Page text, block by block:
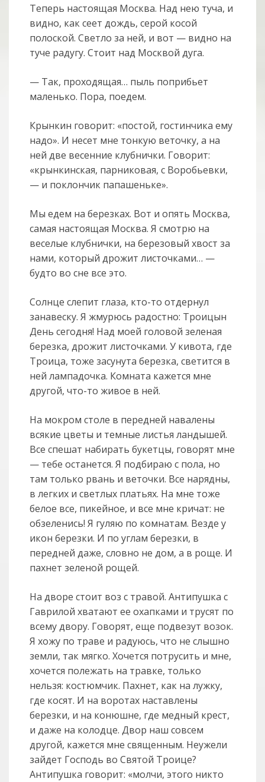
Теперь настоящая Москва. Над нею туча, и
видно, как сеет дождь, серой косой
полоской. Светло за ней, и вот — видно на
туче радугу. Стоит над Москвой дуга.
— Так, проходящая… пыль поприбьет
маленько. Пора, поедем.
Крынкин говорит: «постой, гостинчика ему
надо». И несет мне тонкую веточку, а на
ней две весенние клубнички. Говорит:
«крынкинская, парниковая, с Воробьевки,
— и поклончик папашеньке».
Мы едем на березках. Вот и опять Москва,
самая настоящая Москва. Я смотрю на
веселые клубнички, на березовый хвост за
нами, который дрожит листочками… —
будто во сне все это.
Солнце слепит глаза, кто-то отдернул
занавеску. Я жмурюсь радостно: Троицын
День сегодня! Над моей головой зеленая
березка, дрожит листочками. У кивота, где
Троица, тоже засунута березка, светится в
ней лампадочка. Комната кажется мне
другой, что-то живое в ней.
На мокром столе в передней навалены
всякие цветы и темные листья ландышей.
Все спешат набирать букетцы, говорят мне
— тебе останется. Я подбираю с пола, но
там только рвань и веточки. Все нарядны,
в легких и светлых платьях. На мне тоже
белое все, пикейное, и все мне кричат: не
обзеленись! Я гуляю по комнатам. Везде у
икон березки. И по углам березки, в
передней даже, словно не дом, а в роще. И
пахнет зеленой рощей.
На дворе стоит воз с травой. Антипушка с
Гаврилой хватают ее охапками и трусят по
всему двору. Говорят, еще подвезут возок.
Я хожу по траве и радуюсь, что не слышно
земли, так мягко. Хочется потрусить и мне,
хочется полежать на травке, только
нельзя: костюмчик. Пахнет, как на лужку,
где косят. И на воротах наставлены
березки, и на конюшне, где медный крест,
и даже на колодце. Двор наш совсем
другой, кажется мне священным. Неужели
зайдет Господь во Святой Троице?
Антипушка говорит: «молчи, этого никто